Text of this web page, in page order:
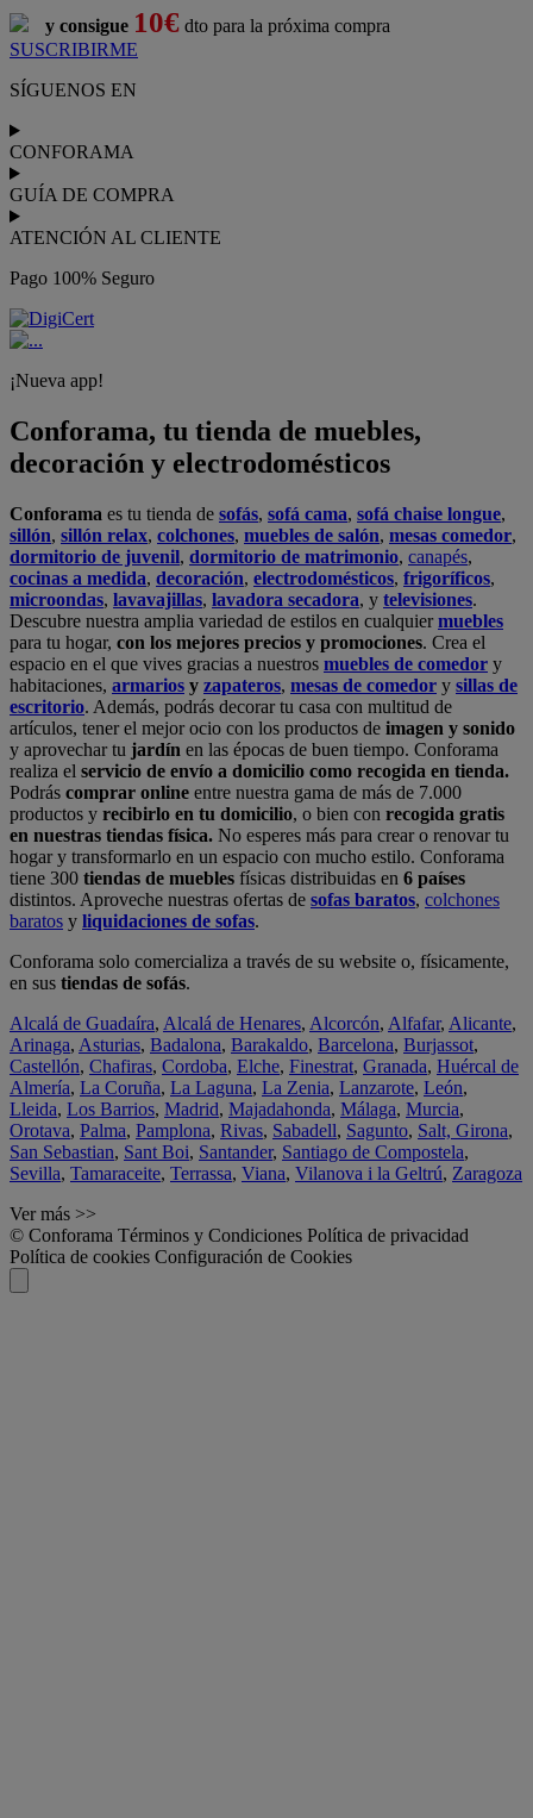
y consigue 10€ dto para la próxima compra
SUSCRIBIRME
SÍGUENOS EN
CONFORAMA
GUÍA DE COMPRA
ATENCIÓN AL CLIENTE
Pago 100% Seguro
¡Nueva app!
Conforama, tu tienda de muebles,
decoración y electrodomésticos
Conforama es tu tienda de sofás, sofá cama, sofá chaise longue,
sillón, sillón relax, colchones, muebles de salón, mesas comedor,
dormitorio de juvenil, dormitorio de matrimonio, canapés,
cocinas a medida, decoración, electrodomésticos, frigoríficos,
microondas, lavavajillas, lavadora secadora, y televisiones.
Descubre nuestra amplia variedad de estilos en cualquiermuebles
para tu hogar, con los mejores precios y promociones. Crea el
espacio en el que vives gracias a nuestros muebles de comedor y
habitaciones, armarios y zapateros, mesas de comedor y sillas de
escritorio. Además, podrás decorar tu casa con multitud de
artículos, tener el mejor ocio con los productos de imagen y sonido
y aprovechar tu jardín en las épocas de buen tiempo. Conforama
realiza el servicio de envío a domicilio como recogida en tienda.
Podrás comprar online entre nuestra gama de más de 7.000
productos y recibirlo en tu domicilio, o bien con recogida gratis
en nuestras tiendas física. No esperes más para crear o renovar tu
hogar y transformarlo en un espacio con mucho estilo. Conforama
tiene 300 tiendas de muebles físicas distribuidas en 6 países
distintos. Aproveche nuestras ofertas de sofas baratos, colchones
baratos y liquidaciones de sofas.
Conforama solo comercializa a través de su website o, físicamente,
en sus tiendas de sofás.
Alcalá de Guadaíra, Alcalá de Henares, Alcorcón, Alfafar, Alicante,
Arinaga, Asturias, Badalona, Barakaldo, Barcelona, Burjassot,
Castellón, Chafiras, Cordoba, Elche, Finestrat, Granada, Huércal de
Almería, La Coruña, La Laguna, La Zenia, Lanzarote, León,
Lleida, Los Barrios, Madrid, Majadahonda, Málaga, Murcia,
Orotava, Palma, Pamplona, Rivas, Sabadell, Sagunto, Salt, Girona,
San Sebastian, Sant Boi, Santander, Santiago de Compostela,
Sevilla, Tamaraceite, Terrassa, Viana, Vilanova i la Geltrú, Zaragoza
Ver más >>
© Conforama Términos y Condiciones Política de privacidad
Política de cookies Configuración de Cookies